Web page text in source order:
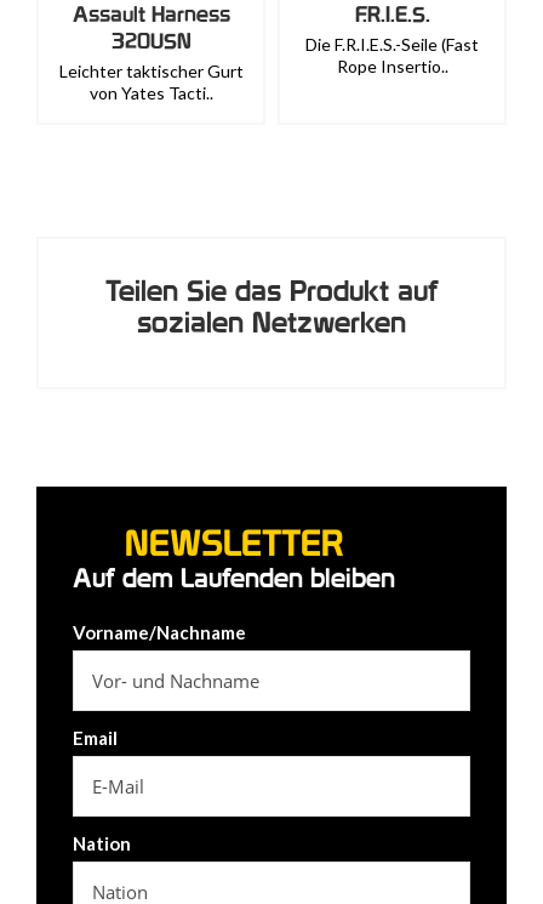
Assault Harness
320USN
Leichter taktischer Gurt
von Yates Tacti..
F.R.I.E.S.
Die F.R.I.E.S.-Seile (Fast
Rope Insertio..
Teilen Sie das Produkt auf
sozialen Netzwerken
NEWSLETTER
Auf dem Laufenden bleiben
Vorname/Nachname
Email
Nation